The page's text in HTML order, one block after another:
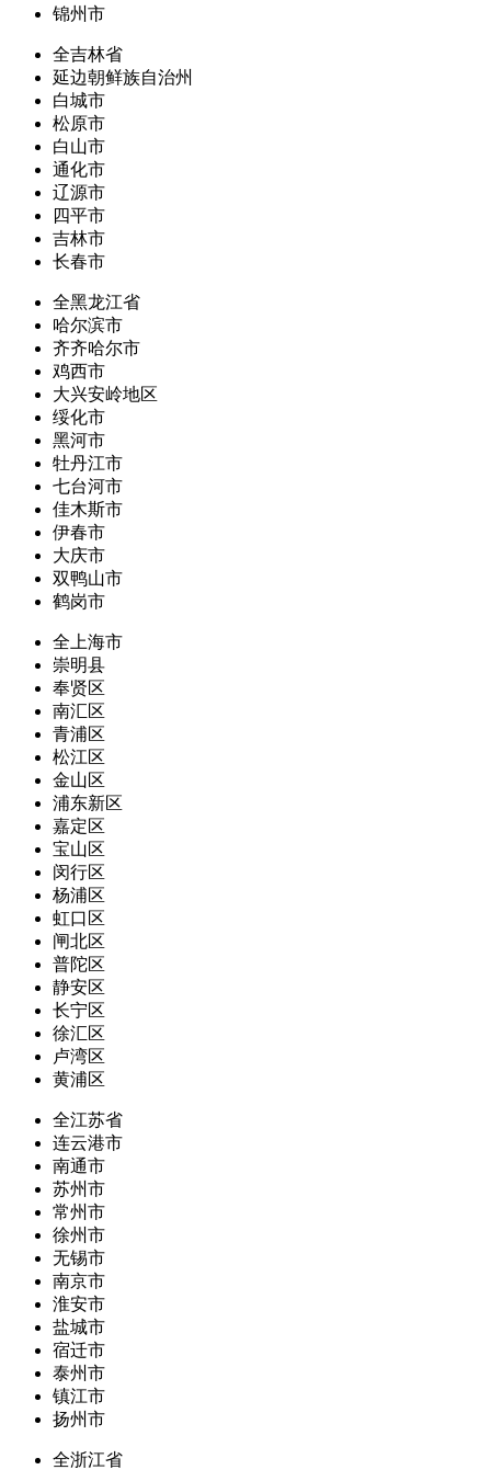
锦州市
全吉林省
延边朝鲜族自治州
白城市
松原市
白山市
通化市
辽源市
四平市
吉林市
长春市
全黑龙江省
哈尔滨市
齐齐哈尔市
鸡西市
大兴安岭地区
绥化市
黑河市
牡丹江市
七台河市
佳木斯市
伊春市
大庆市
双鸭山市
鹤岗市
全上海市
崇明县
奉贤区
南汇区
青浦区
松江区
金山区
浦东新区
嘉定区
宝山区
闵行区
杨浦区
虹口区
闸北区
普陀区
静安区
长宁区
徐汇区
卢湾区
黄浦区
全江苏省
连云港市
南通市
苏州市
常州市
徐州市
无锡市
南京市
淮安市
盐城市
宿迁市
泰州市
镇江市
扬州市
全浙江省